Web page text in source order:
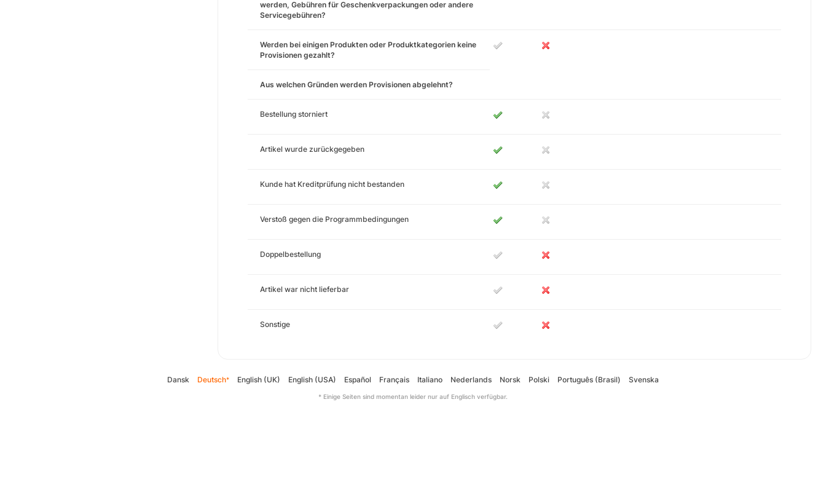
werden, Gebühren für Geschenkverpackungen oder andere
Servicegebühren?
Werden bei einigen Produkten oder Produktkategorien keine
Provisionen gezahlt?
Aus welchen Gründen werden Provisionen abgelehnt?
Bestellung storniert
Artikel wurde zurückgegeben
Kunde hat Kreditprüfung nicht bestanden
Verstoß gegen die Programmbedingungen
Doppelbestellung
Artikel war nicht lieferbar
Sonstige
Dansk Deutsch* English (UK) English (USA) Español Français Italiano Nederlands Norsk Polski Português (Brasil) Svenska
* Einige Seiten sind momentan leider nur auf Englisch verfügbar.